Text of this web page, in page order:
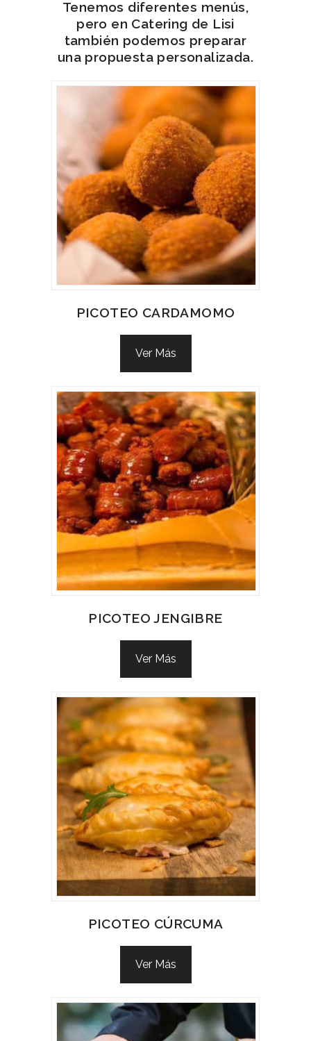
Tenemos diferentes menús,
pero en Catering de Lisi
también podemos preparar
una propuesta personalizada.
PICOTEO CARDAMOMO
Ver Más
PICOTEO JENGIBRE
Ver Más
PICOTEO CÚRCUMA
Ver Más